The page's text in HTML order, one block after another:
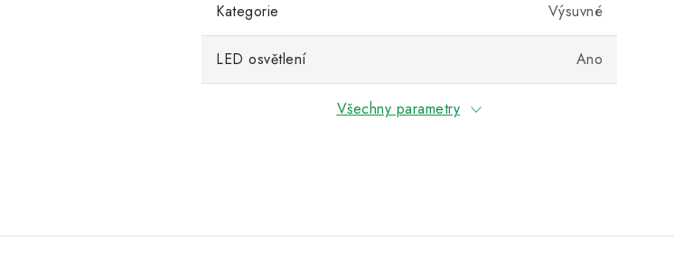
Kategorie Výsuvné
LED osvětlení Ano
Všechny parametry